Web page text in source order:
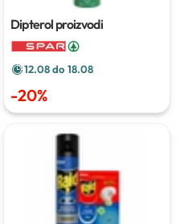
Dipterol proizvodi
12.08 do 18.08
-20%